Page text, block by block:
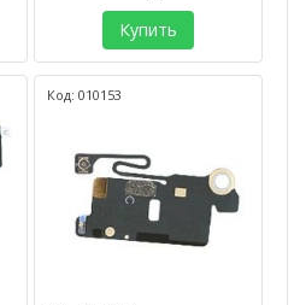
Купить
Код: 010153